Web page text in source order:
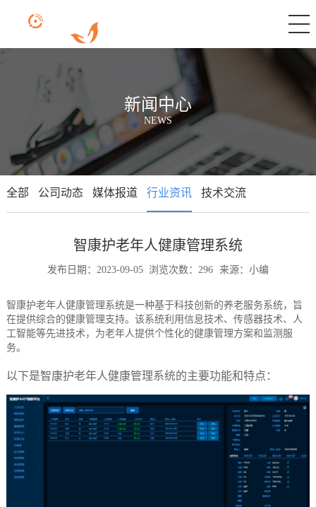
新闻中心
NEWS
全部 公司动态 媒体报道 行业资讯 技术交流
智康护老年人健康管理系统
发布日期：2023-09-05 浏览次数：296 来源：小编
智康护老年人健康管理系统是一种基于科技创新的养老服务系统，旨
在提供综合的健康管理支持。该系统利用信息技术、传感器技术、人
工智能等先进技术，为老年人提供个性化的健康管理方案和监测服
务。
以下是智康护老年人健康管理系统的主要功能和特点：